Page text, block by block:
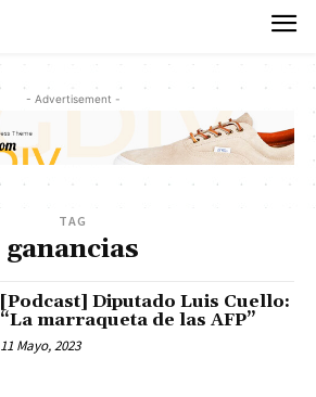
- Advertisement -
TAG
ganancias
[Podcast] Diputado Luis Cuello:
“La marraqueta de las AFP”
11 Mayo, 2023